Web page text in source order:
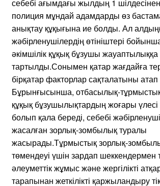
себебі ағымдағы жылдың 1
полиция мұндай адамдарды өз
анықтау құқығына ие болды. Ал
жәбірленушілердің өтініштері
әкімшілік құқық бұзушы жауаптылыққа
тартылды.Сонымен қатар жағдайға
бірқатар факторлар сақталатыны атап
Бұрынғысынша, отбасылық-
құқық бұзушылықтардың жоғары
болып қала береді, себебі
жасалған зорлық-зомбылық туралы
жасырады.Тұрмыстық зорлық-
төмендеуі үшін зардап шеккендермен
әлеуметтік жұмыс және жергілікті
тарапынан жеткілікті қаржыландыру